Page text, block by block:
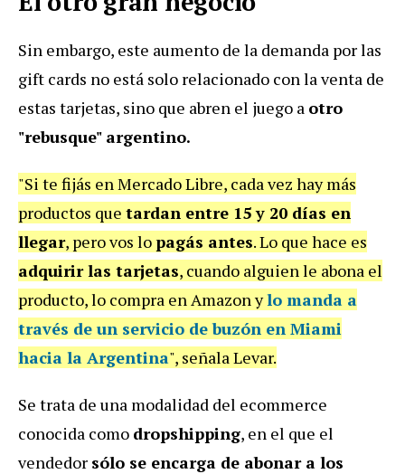
Sin embargo, este aumento de la demanda por las
gift cards no está solo relacionado con la venta de
estas tarjetas, sino que abren el juego a otro
"rebusque" argentino.
"Si te fijás en Mercado Libre, cada vez hay más
productos que tardan entre 15 y 20 días en
llegar, pero vos lopagás antes. Lo que hace es
adquirir las tarjetas, cuando alguien le abona el
producto, lo compra en Amazon ylo manda a
través de un servicio de buzón en Miami
hacia la Argentina", señala Levar.
Se trata de una modalidad del ecommerce
conocida como dropshipping, en el que el
vendedor sólo se encarga de abonar a los